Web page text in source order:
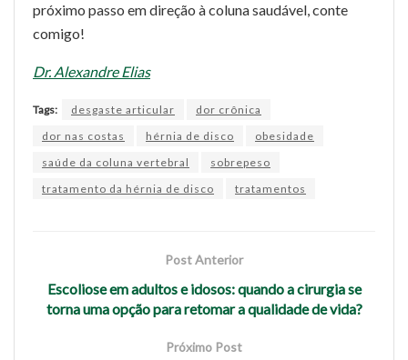
próximo passo em direção à coluna saudável, conte
comigo!
Dr. Alexandre Elias
Tags: desgaste articular
dor crônica
dor nas costas
hérnia de disco
obesidade
saúde da coluna vertebral
sobrepeso
tratamento da hérnia de disco
tratamentos
Post Anterior
Escoliose em adultos e idosos: quando a cirurgia se
torna uma opção para retomar a qualidade de vida?
Próximo Post